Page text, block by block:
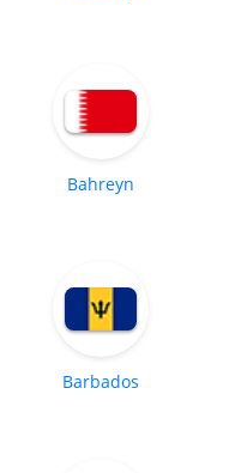
Bahreyn
Barbados